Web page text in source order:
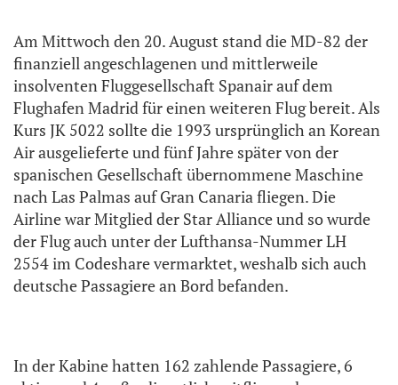
Am Mittwoch den 20. August stand die MD-82 der
finanziell angeschlagenen und mittlerweile
insolventen Fluggesellschaft Spanair auf dem
Flughafen Madrid für einen weiteren Flug bereit. Als
Kurs JK 5022 sollte die 1993 ursprünglich an Korean
Air ausgelieferte und fünf Jahre später von der
spanischen Gesellschaft übernommene Maschine
nach Las Palmas auf Gran Canaria fliegen. Die
Airline war Mitglied der Star Alliance und so wurde
der Flug auch unter der Lufthansa-Nummer LH
2554 im Codeshare vermarktet, weshalb sich auch
deutsche Passagiere an Bord befanden.
In der Kabine hatten 162 zahlende Passagiere, 6